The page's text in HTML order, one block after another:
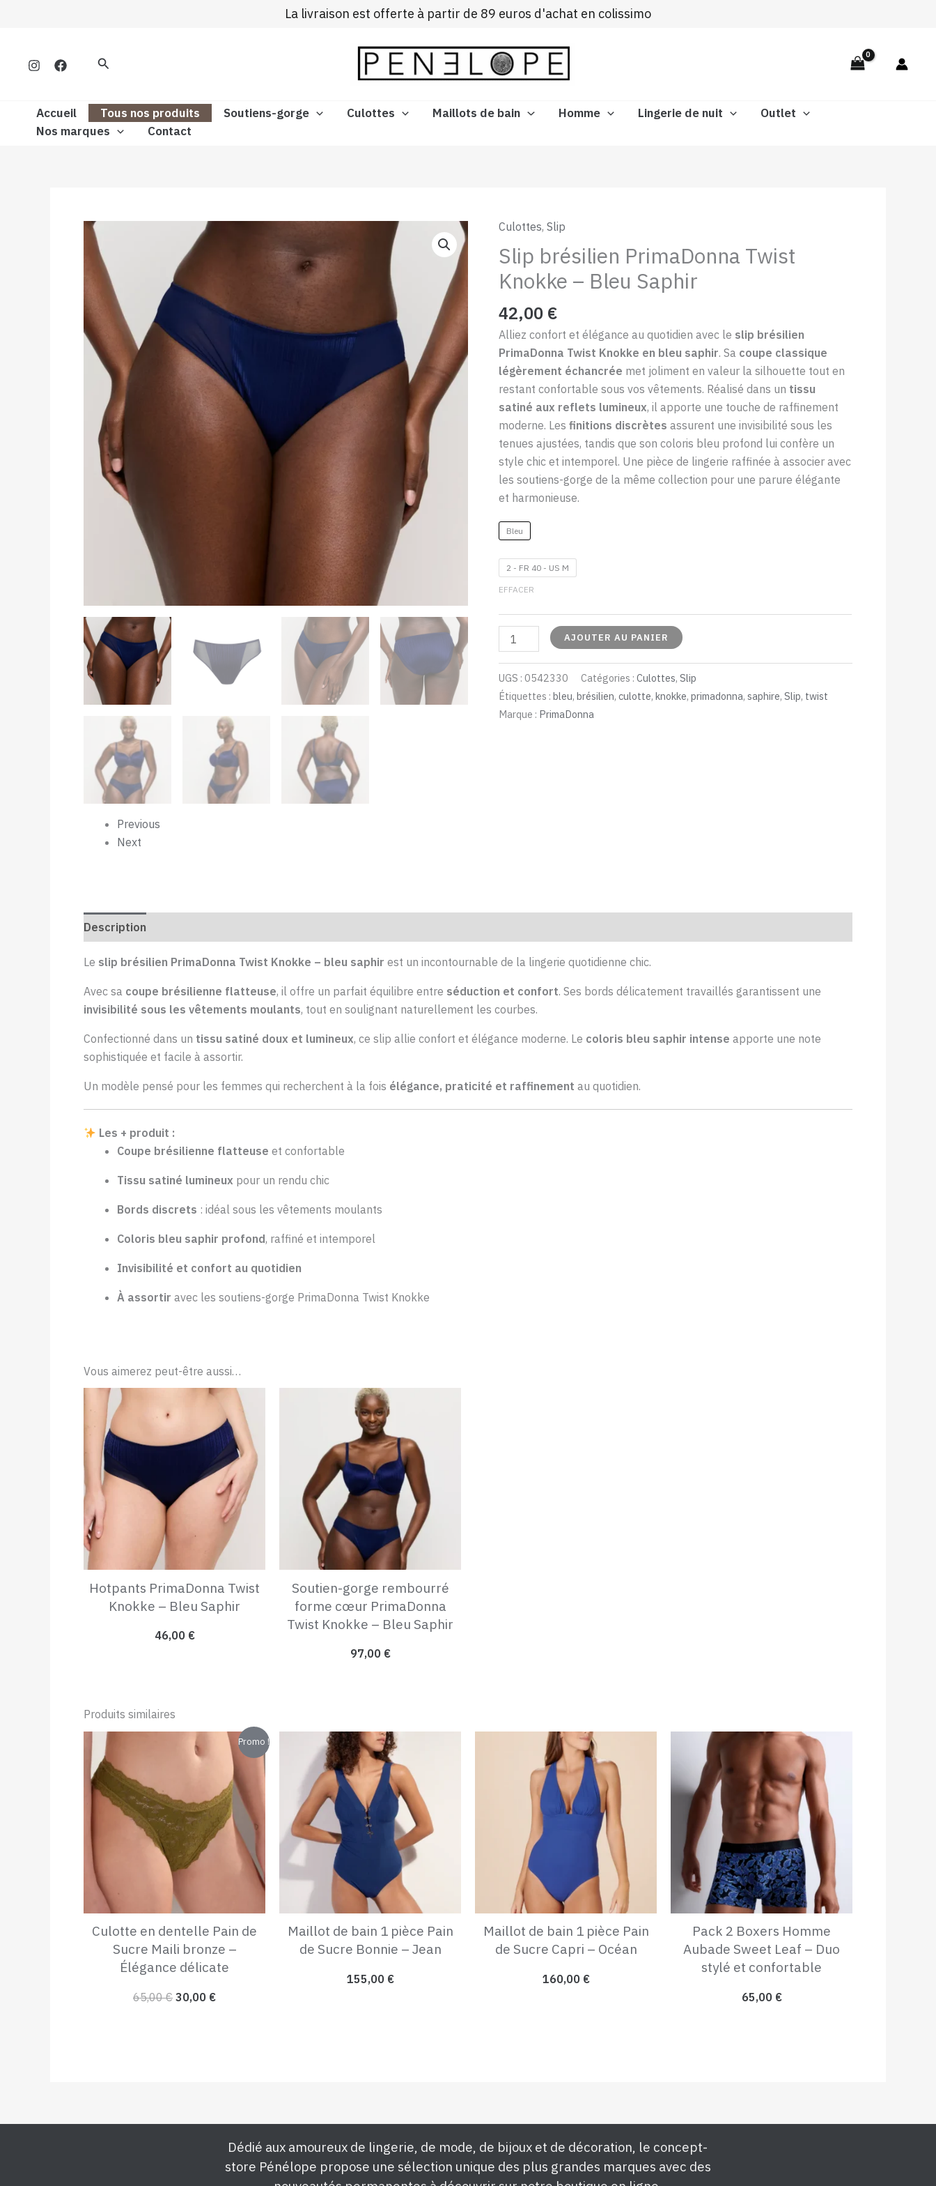
La livraison est offerte à partir de 89 euros d'achat en colissimo
Rechercher
Accueil Tous nos produits Soutiens-gorge Culottes Maillots de bain Homme Lingerie de nuit
Outlet
Nos marques
Contact
Previous
Next
Culottes,Slip
Slip brésilien PrimaDonna Twist
Knokke – Bleu Saphir
42,00 €
Alliez confort et élégance au quotidien avec le slip brésilien
PrimaDonna Twist Knokke en bleu saphir. Sa coupe classique
légèrement échancrée met joliment en valeur la silhouette tout en
restant confortable sous vos vêtements. Réalisé dans un tissu
satiné aux reflets lumineux, il apporte une touche de raffinement
moderne. Lesfinitions discrètes assurent une invisibilité sous les
tenues ajustées, tandis que son coloris bleu profond lui confère un
style chic et intemporel. Une pièce de lingerie raffinée à associer avec
les soutiens-gorge de la même collection pour une parure élégante
et harmonieuse.
Bleu
2 - FR 40 - US M
EFFACER
quantité
de
Slip
brésilien
Twist
Knokke
–
Bleu
Saphir
AJOUTER AU PANIER
UGS :0542330 Catégories :Culottes,Slip
Étiquettes :bleu,brésilien, culotte,knokke,primadonna,saphire,Slip, twist
Marque : PrimaDonna
Description
Le slip brésilien PrimaDonna Twist Knokke – bleu saphir est un incontournable de la lingerie quotidienne chic.
Avec sa coupe brésilienne flatteuse, il offre un parfait équilibre entre séduction et confort. Ses bords délicatement travaillés garantissent une
invisibilité sous les vêtements moulants, tout en soulignant naturellement les courbes.
Confectionné dans un tissu satiné doux et lumineux, ce slip allie confort et élégance moderne. Le coloris bleu saphir intense apporte une note
sophistiquée et facile à assortir.
Un modèle pensé pour les femmes qui recherchent à la fois élégance, praticité et raffinement au quotidien.
Les + produit :
Coupe brésilienne flatteuse et confortable
Tissu satiné lumineux pour un rendu chic
Bords discrets : idéal sous les vêtements moulants
Coloris bleu saphir profond, raffiné et intemporel
Invisibilité et confort au quotidien
À assortir avec les soutiens-gorge PrimaDonna Twist Knokke
Vous aimerez peut-être aussi…
Hotpants PrimaDonna Twist
Knokke – Bleu Saphir
46,00 €
Soutien-gorge rembourré
forme cœur PrimaDonna
Twist Knokke – Bleu Saphir
97,00 €
Produits similaires
Promo !
Culotte en dentelle Pain de
Sucre Maili bronze –
Élégance délicate
65,00€
prix
initial
65,00 €.
30,00 €
Le
prix
actuel
est :
30,00 €.
Maillot de bain 1 pièce Pain
de Sucre Bonnie – Jean
155,00 €
Maillot de bain 1 pièce Pain
de Sucre Capri – Océan
160,00 €
Pack 2 Boxers Homme
Aubade Sweet Leaf – Duo
stylé et confortable
65,00 €
Dédié aux amoureux de lingerie, de mode, de bijoux et de décoration, le concept-
store Pénélope propose une sélection unique des plus grandes marques avec des